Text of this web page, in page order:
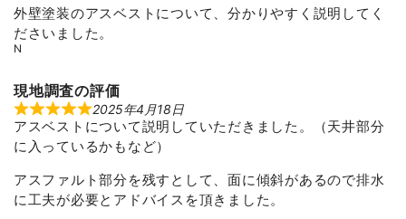
o
u
t
外壁塗装のアスベストについて、分かりやすく説明してく
ださいました。
N
現地調査の評価
R
a
e
5
u
2025年4月18日
アスベストについて説明していただきました。（天井部分
に入っているかもなど）
アスファルト部分を残すとして、面に傾斜があるので排水
に工夫が必要とアドバイスを頂きました。